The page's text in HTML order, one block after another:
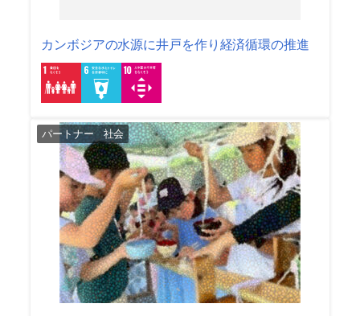
カンボジアの水源に井戸を作り経済循環の推進
パートナー 社会